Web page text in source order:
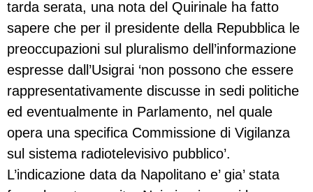
tarda serata, una nota del Quirinale ha fatto
sapere che per il presidente della Repubblica le
preoccupazioni sul pluralismo dell’informazione
espresse dall’Usigrai ‘non possono che essere
rappresentativamente discusse in sedi politiche
ed eventualmente in Parlamento, nel quale
opera una specifica Commissione di Vigilanza
sul sistema radiotelevisivo pubblico’.
L’indicazione data da Napolitano e’ gia’ stata